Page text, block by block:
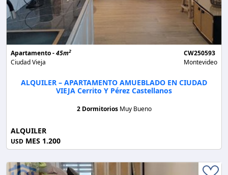
Apartamento -45m2
Ciudad Vieja
CW250593
Montevideo
ALQUILER – APARTAMENTO AMUEBLADO EN CIUDAD
VIEJA Cerrito Y Pérez Castellanos
2 Dormitorios Muy Bueno
ALQUILER
USD MES 1.200